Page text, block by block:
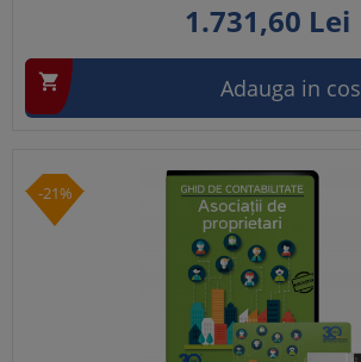
1.731,60 Lei
 Adauga in cos
-21%